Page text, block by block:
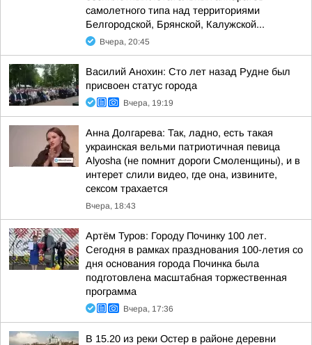
самолетного типа над территориями
Белгородской, Брянской, Калужской...
Вчера, 20:45
Василий Анохин: Сто лет назад Рудне был
присвоен статус города
Вчера, 19:19
Анна Долгарева: Так, ладно, есть такая
украинская вельми патриотичная певица
Alyosha (не помнит дороги Смоленщины), и в
интерет слили видео, где она, извините,
сексом трахается
Вчера, 18:43
Артём Туров: Городу Починку 100 лет.
Сегодня в рамках празднования 100-летия со
дня основания города Починка была
подготовлена масштабная торжественная
программа
Вчера, 17:36
В 15.20 из реки Остер в районе деревни